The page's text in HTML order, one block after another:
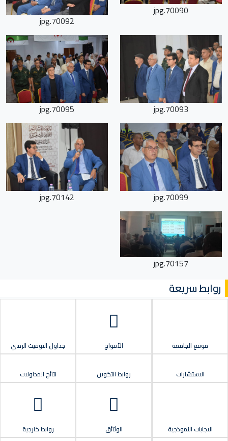
70090.jpg
70092.jpg
70093.jpg
70095.jpg
70099.jpg
70142.jpg
70157.jpg
روابط سريعة
موقع الجامعة الأفواج جداول التوقيت الزمني
الاستشارات روابط التكوين نتائج المداولات
الاجابات النموذجية الوثائق روابط خارجية